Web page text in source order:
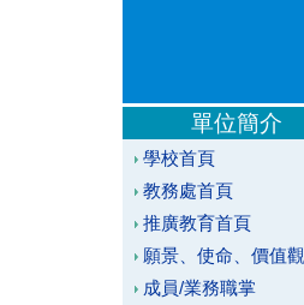
單位簡介
學校首頁
教務處首頁
推廣教育首頁
願景、使命、價值觀
成員/業務職掌